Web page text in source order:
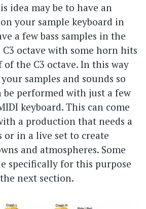
idea may be to have an
your sample keyboard in
a few bass samples in the
octave with some horn hits
the C3 octave. In this way
samples and sounds so
be performed with just a few
keyboard. This can come
a production that needs a
or in a live set to create
and atmospheres. Some
specifically for this purpose
next section.